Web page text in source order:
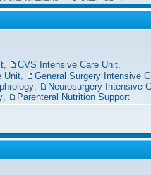
, CVS Intensive Care Unit,
Unit,
General Surgery Intensive
,
Neurosurgery Intensive
, Parenteral Nutrition Support